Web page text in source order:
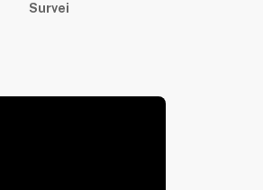
Survei